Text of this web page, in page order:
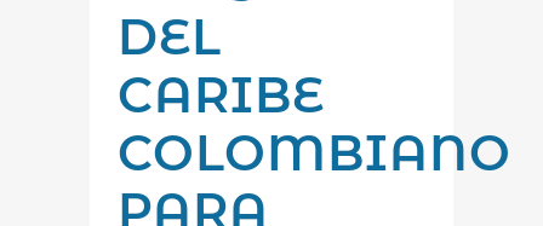
DEL
CARIBE
COLOMBIANO
PARA